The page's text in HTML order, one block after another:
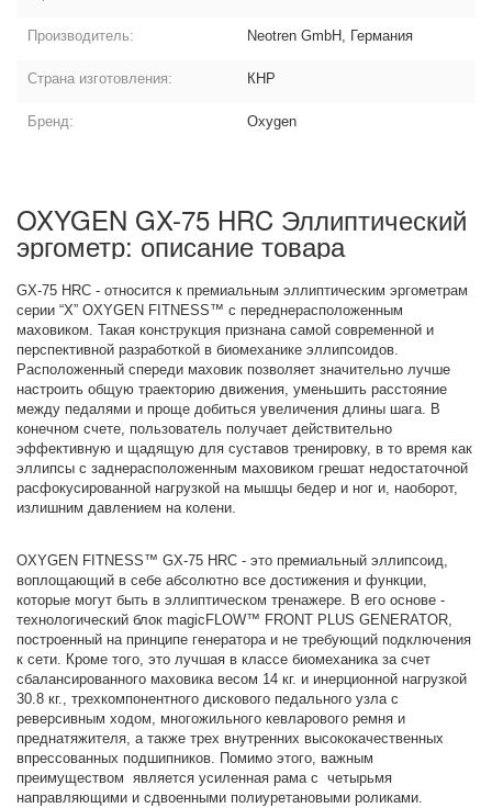
Производитель: Neotren GmbH, Германия
Страна изготовления: КНР
Бренд: Oxygen
OXYGEN GX-75 HRC Эллиптический
эргометр: описание товара
GX-75 HRC - относится к премиальным эллиптическим эргометрам
серии “X” OXYGEN FITNESS™ с переднерасположенным
маховиком. Такая конструкция признана самой современной и
перспективной разработкой в биомеханике эллипсоидов.
Расположенный спереди маховик позволяет значительно лучше
настроить общую траекторию движения, уменьшить расстояние
между педалями и проще добиться увеличения длины шага. В
конечном счете, пользователь получает действительно
эффективную и щадящую для суставов тренировку, в то время как
эллипсы с заднерасположенным маховиком грешат недостаточной
расфокусированной нагрузкой на мышцы бедер и ног и, наоборот,
излишним давлением на колени.
OXYGEN FITNESS™ GX-75 HRC - это премиальный эллипсоид,
воплощающий в себе абсолютно все достижения и функции,
которые могут быть в эллиптическом тренажере. В его основе -
технологический блок magicFLOW™ FRONT PLUS GENERATOR,
построенный на принципе генератора и не требующий подключения
к сети. Кроме того, это лучшая в классе биомеханика за счет
сбалансированного маховика весом 14 кг. и инерционной нагрузкой
30.8 кг., трехкомпонентного дискового педального узла с
реверсивным ходом, многожильного кевларового ремня и
преднатяжителя, а также трех внутренних высококачественных
впрессованных подшипников. Помимо этого, важным
преимуществом является усиленная рама с четырьмя
направляющими и сдвоенными полиуретановыми роликами.